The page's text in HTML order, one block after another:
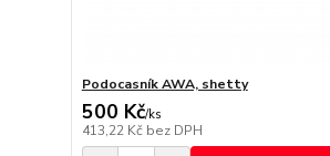
Podocasník AWA, shetty
500 Kč/ks
413,22 Kč bez DPH